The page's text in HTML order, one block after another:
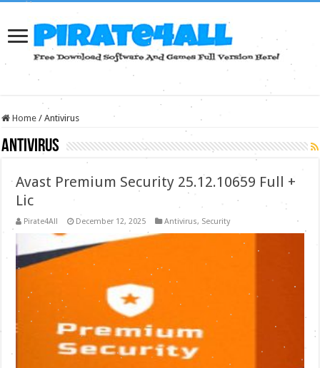
Home / Antivirus
Antivirus
Avast Premium Security 25.12.10659 Full +
Lic
Pirate4All December 12, 2025 Antivirus, Security